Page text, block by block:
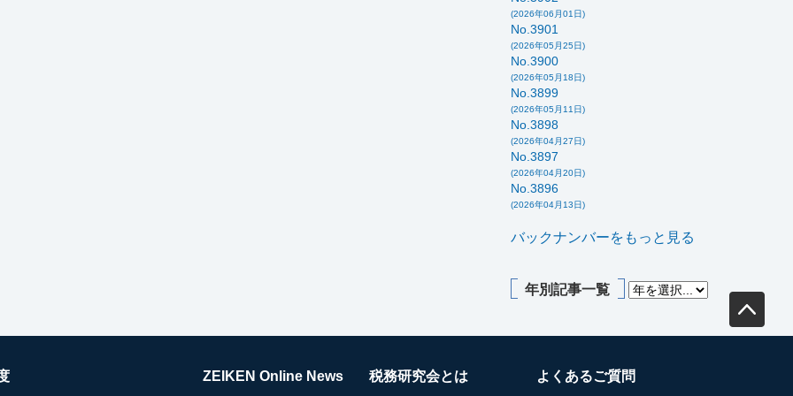
(2026年06月01日)
No.3901
(2026年05月25日)
No.3900
(2026年05月18日)
No.3899
(2026年05月11日)
No.3898
(2026年04月27日)
No.3897
(2026年04月20日)
No.3896
(2026年04月13日)
バックナンバーをもっと見る
年別記事一覧
ZEIKEN Online News 税務研究会とは よくあるご質問